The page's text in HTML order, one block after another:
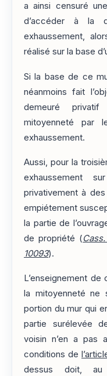
a ainsi censuré
d’accéder à la
exhaussement,
réalisé sur la base
Si la base de ce
néanmoins fait
demeuré
mitoyenneté par
exhaussement.
Aussi, pour la
exhaussement
privativement à des
empiétement
la partie de
de propriété (
10093).
L’enseignement
la mitoyenneté ne
portion du mur qui
partie surélevée
voisin n’en a pas
conditions de
dessus doit, au